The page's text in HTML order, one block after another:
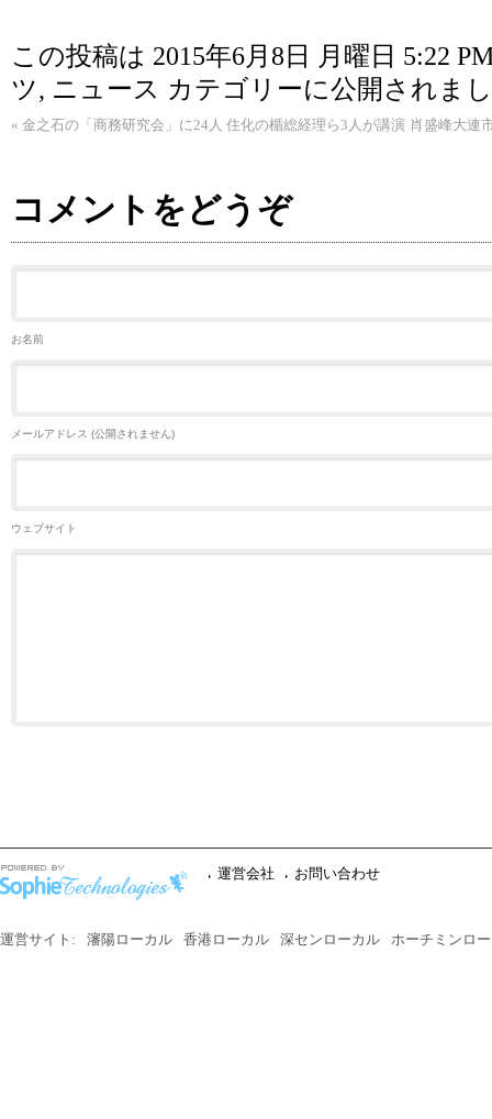
この投稿は 2015年6月8日 月曜日 5:22
ツ, ニュース カテゴリーに公開されま
« 金之石の「商務研究会」に24人 住化の楯総経理ら3人が講演 肖盛峰大連
コメントをどうぞ
お名前
メールアドレス (公開されません)
ウェブサイト
運営会社 お問い合わせ
運営サイト: 瀋陽ローカル 香港ローカル 深センローカル ホーチミンロ